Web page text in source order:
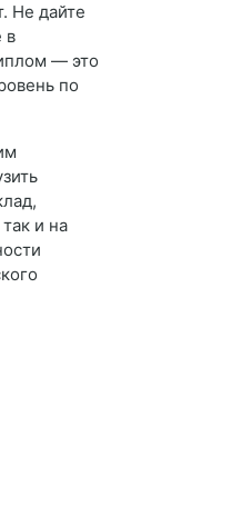
Не дайте
в
— это
по
и на